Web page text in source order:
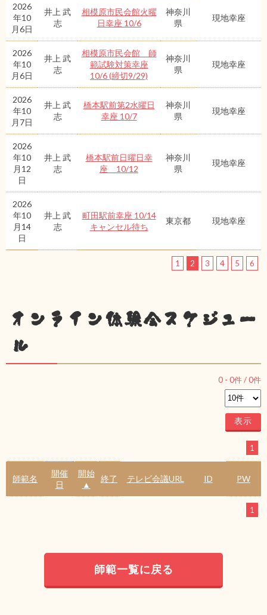
2026
年10
月6日
井上 武
志
相模原市民会館火曜
日幸座 10/6
神奈川
県
現地幸座
2026
年10
月6日
井上 武
志
相模原市民会館 師
範試験対策幸座
10/6 (締切9/29)
神奈川
県
現地幸座
2026
年10
月7日
井上 武
志
橋本駅前第2水曜日
幸座 10/7
神奈川
県
現地幸座
2026
年10
月12
日
井上 武
志
橋本駅前日曜日幸
座 10/12
神奈川
県
現地幸座
2026
年10
月14
日
井上 武
志
町田駅前幸座 10/14
キャンセル待ち
東京都 現地幸座
1 2 3 4 5 6
オンライン体験会スケジュー
ル
0 - 0件 /0件
1
師範名
開催
日
開始
▲
終了 テレビ会議URL ID PW
1
師範一覧に戻る